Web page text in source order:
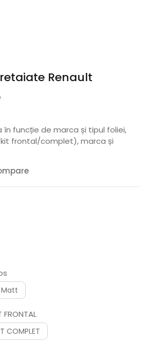
Renault
în funcție de marca și tipul foliei,
frontal/complet), marca și
Matt
FRONTAL
COMPLET